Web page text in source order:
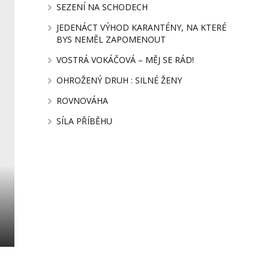
SEZENÍ NA SCHODECH
JEDENÁCT VÝHOD KARANTÉNY, NA KTERÉ
BYS NEMĚL ZAPOMENOUT
VOSTRÁ VOKÁČOVÁ – MĚJ SE RÁD!
OHROŽENÝ DRUH : SILNÉ ŽENY
ROVNOVÁHA
SÍLA PŘÍBĚHU